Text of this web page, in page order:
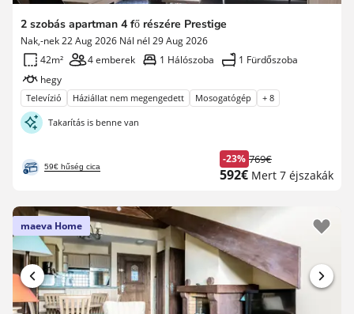
2 szobás apartman 4 fő részére Prestige
Nak,-nek 22 Aug 2026 Nál nél 29 Aug 2026
42m²
4 emberek 1 Hálószoba
1 Fürdőszoba
hegy
Televízió Háziállat nem megengedett Mosogatógép + 8
Takarítás is benne van
59€ hűség cica
-23%
Korábbi
díj
769€
Új
592€ Mert 7 éjszakák
maeva Home